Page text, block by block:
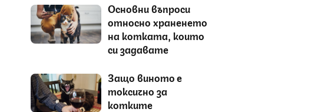
Основни въпроси
относно храненето
на котката, които
си задавате
Защо виното е
токсично за
котките